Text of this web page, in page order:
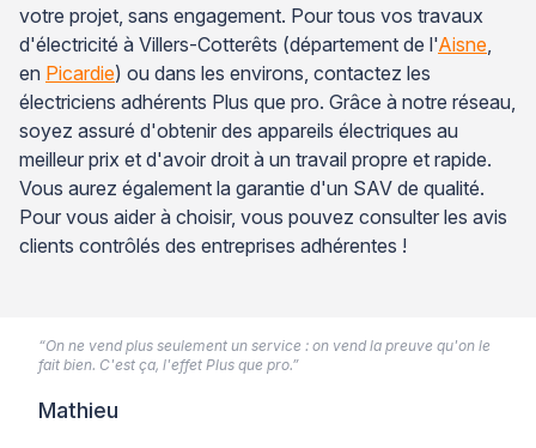
votre projet, sans engagement. Pour tous vos travaux
d'électricité à Villers-Cotterêts (département de l'Aisne
en Picardie) ou dans les environs, contactez les
électriciens adhérents Plus que pro. Grâce à notre réseau,
soyez assuré d'obtenir des appareils électriques au
meilleur prix et d'avoir droit à un travail propre et rapide.
Vous aurez également la garantie d'un SAV de qualité.
Pour vous aider à choisir, vous pouvez consulter les avis
clients contrôlés des entreprises adhérentes !
“On ne vend plus seulement un service : on vend la preuve qu'on le
fait bien. C'est ça, l'effet Plus que pro.”
Mathieu